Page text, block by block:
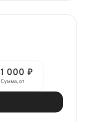
1 000 ₽
Сумма, от